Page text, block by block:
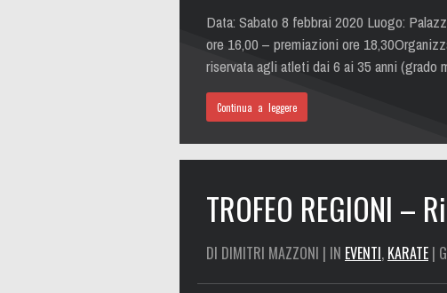
Data: Sabato 8 febbrai 2020 Luogo:
ore 16,00 – premiazioni ore
riservata agli atleti dai 6 ai 35 anni (grado
Continua a leggere
TROFEO REGIONI –
DI DIMITRI MAZZONI | IN EVENTI, KARATE |